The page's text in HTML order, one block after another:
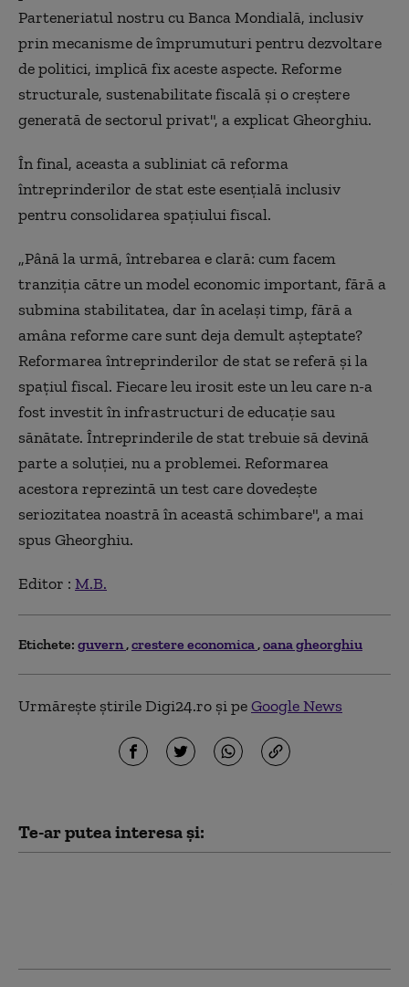
Parteneriatul nostru cu Banca Mondială, inclusiv
prin mecanisme de împrumuturi pentru dezvoltare
de politici, implică fix aceste aspecte. Reforme
structurale, sustenabilitate fiscală şi o creştere
generată de sectorul privat", a explicat Gheorghiu.
În final, aceasta a subliniat că reforma
întreprinderilor de stat este esenţială inclusiv
pentru consolidarea spaţiului fiscal.
„Până la urmă, întrebarea e clară: cum facem
tranziţia către un model economic important, fără a
submina stabilitatea, dar în acelaşi timp, fără a
amâna reforme care sunt deja demult aşteptate?
Reformarea întreprinderilor de stat se referă şi la
spaţiul fiscal. Fiecare leu irosit este un leu care n-a
fost investit în infrastructuri de educaţie sau
sănătate. Întreprinderile de stat trebuie să devină
parte a soluţiei, nu a problemei. Reformarea
acestora reprezintă un test care dovedeşte
seriozitatea noastră în această schimbare", a mai
spus Gheorghiu.
Editor : M.B.
Etichete: guvern crestere economica oana gheorghiu
Urmărește știrile Digi24.ro și peGoogle News
Te-ar putea interesa și: